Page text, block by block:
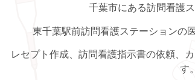
千葉市にある訪問看護
東千葉駅前訪問看護ステーションの
レセプト作成、訪問看護指示書の依頼、
す。